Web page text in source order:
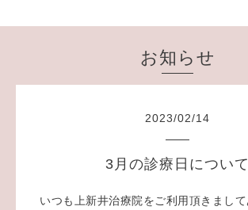
お知らせ
2023/02/14
3月の診療日について
いつも上新井治療院をご利用頂きまし